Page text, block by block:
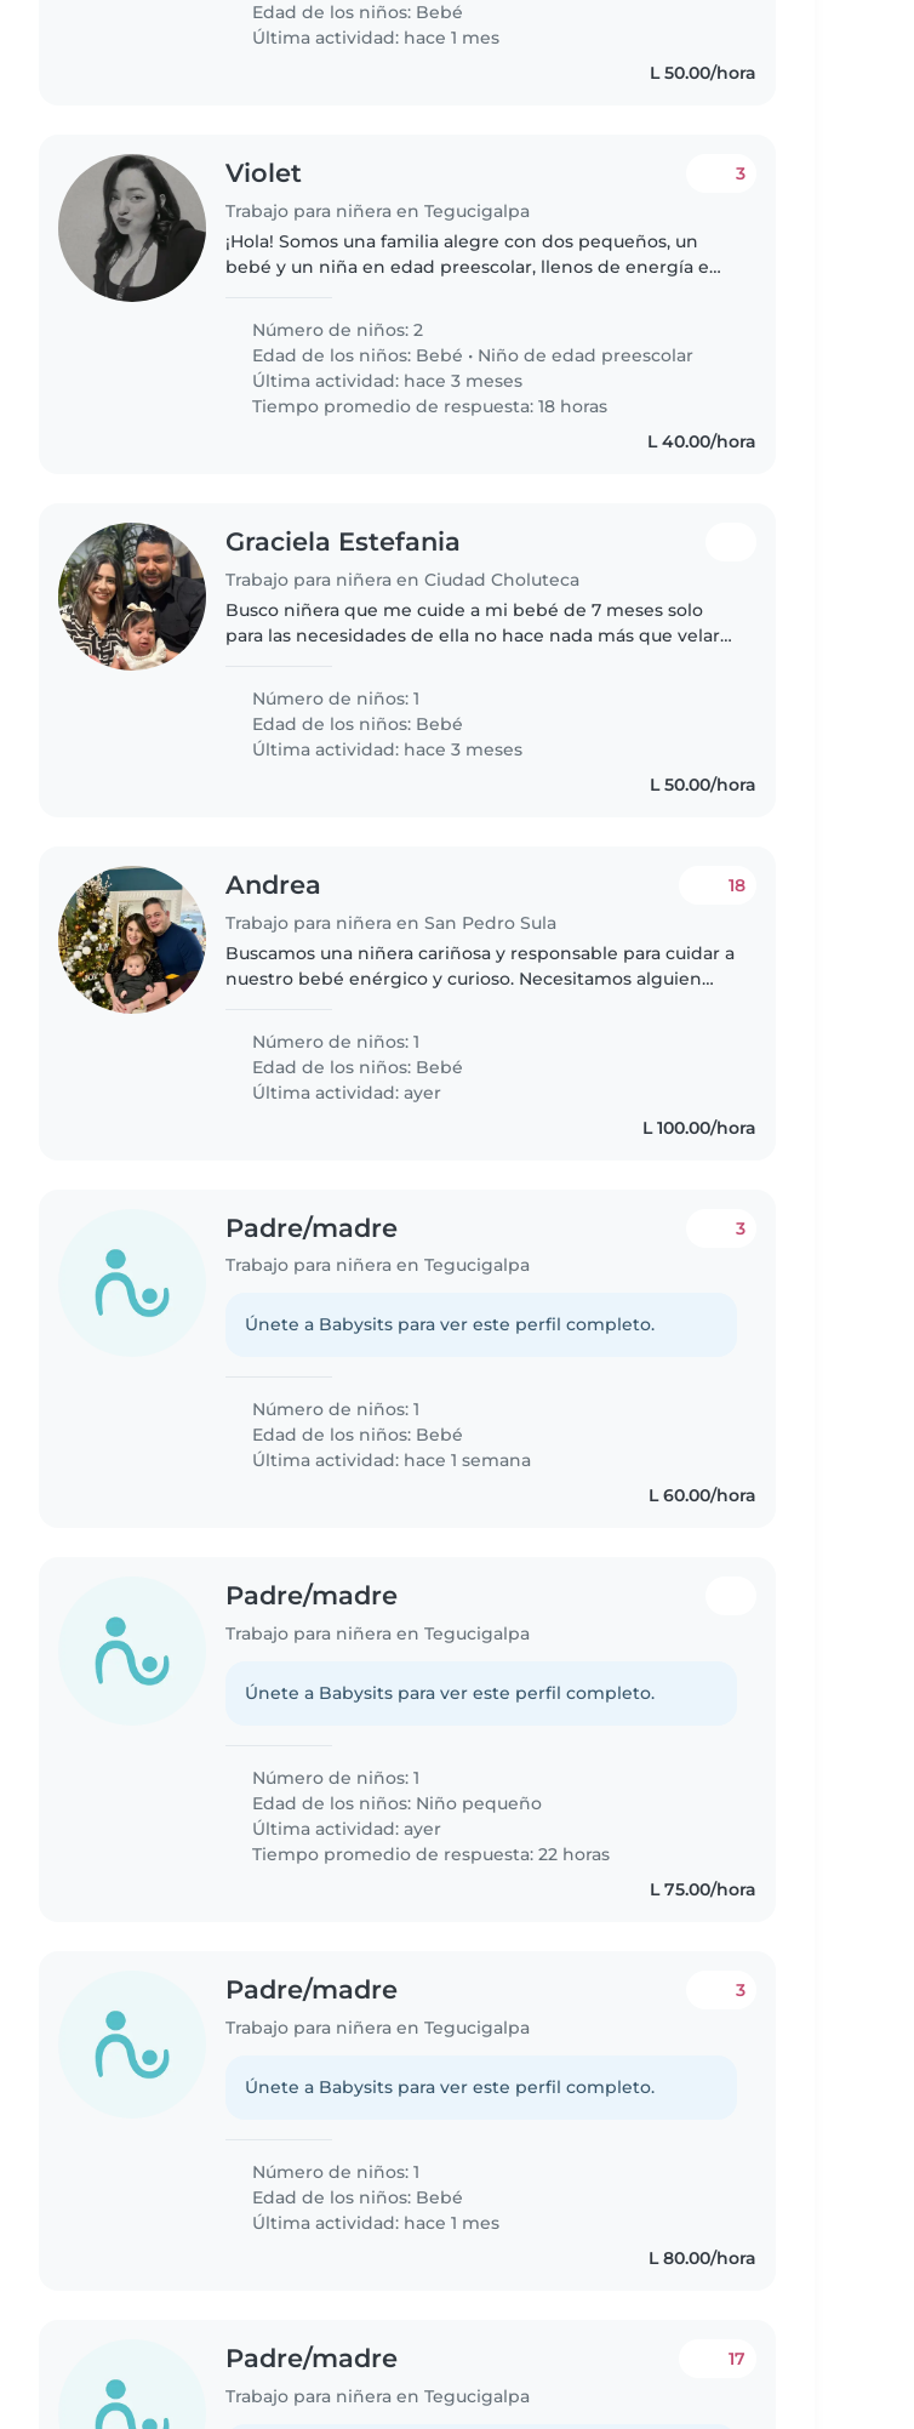
Edad de los niños: Bebé
Última actividad: hace 1 mes
L 50.00/hora
Violet
Trabajo para niñera en Tegucigalpa
3
¡Hola! Somos una familia alegre con dos pequeños, un
bebé y un niña en edad preescolar, llenos de energía e
que disfrute cocinando..
Número de niños: 2
Edad de los niños: Bebé • Niño de edad preescolar
Última actividad: hace 3 meses
Tiempo promedio de respuesta: 18 horas
L 40.00/hora
Graciela Estefania
Trabajo para niñera en Ciudad Choluteca
Busco niñera que me cuide a mi bebé de 7 meses solo
para las necesidades de ella no hace nada más que velar
Número de niños: 1
Edad de los niños: Bebé
Última actividad: hace 3 meses
L 50.00/hora
Andrea
Trabajo para niñera en San Pedro Sula
18
Buscamos una niñera cariñosa y responsable para cuidar a
nuestro bebé enérgico y curioso. Necesitamos alguien
Número de niños: 1
Edad de los niños: Bebé
Última actividad: ayer
L 100.00/hora
Padre/madre
Trabajo para niñera en Tegucigalpa
3
Únete a Babysits para ver este perfil completo.
Número de niños: 1
Edad de los niños: Bebé
Última actividad: hace 1 semana
L 60.00/hora
Padre/madre
Trabajo para niñera en Tegucigalpa
Únete a Babysits para ver este perfil completo.
Número de niños: 1
Edad de los niños: Niño pequeño
Última actividad: ayer
Tiempo promedio de respuesta: 22 horas
L 75.00/hora
Padre/madre
Trabajo para niñera en Tegucigalpa
3
Únete a Babysits para ver este perfil completo.
Número de niños: 1
Edad de los niños: Bebé
Última actividad: hace 1 mes
L 80.00/hora
Padre/madre
Trabajo para niñera en Tegucigalpa
17